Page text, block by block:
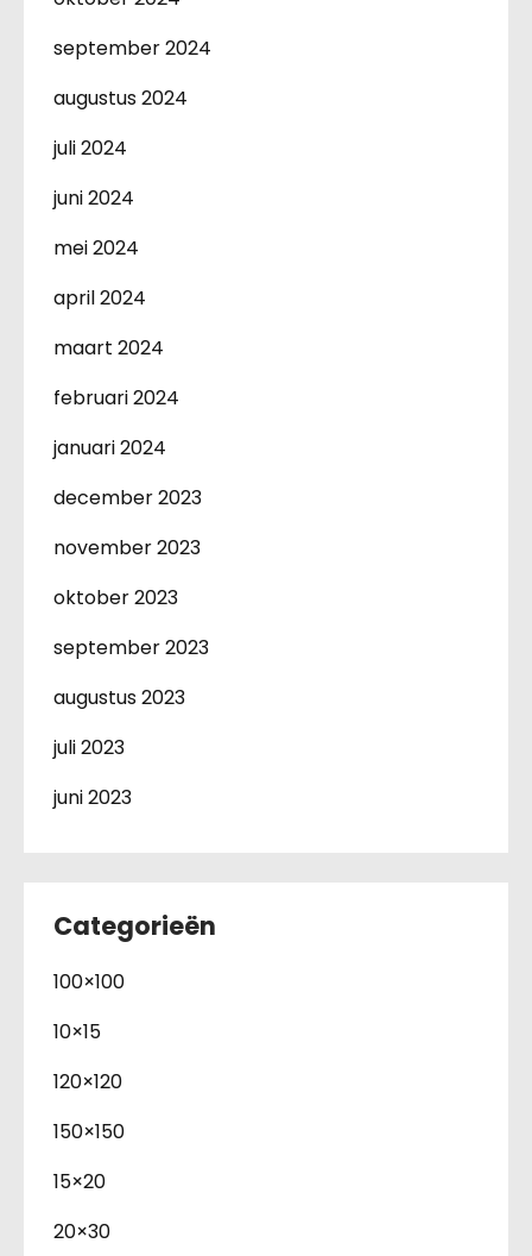
september 2024
augustus 2024
juli 2024
juni 2024
mei 2024
april 2024
maart 2024
februari 2024
januari 2024
december 2023
november 2023
oktober 2023
september 2023
augustus 2023
juli 2023
juni 2023
Categorieën
100×100
10×15
120×120
150×150
15×20
20×30